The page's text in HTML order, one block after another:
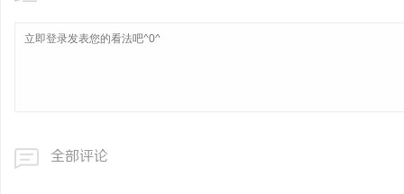
全部评论